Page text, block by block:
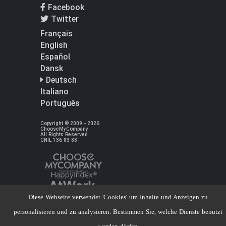
Facebook
Twitter
Français
English
Español
Dansk
Deutsch
Italiano
Português
Copyright © 2009 - 2026
ChooseMyCompany
All Rights Reserved
CNIL 136 83 88
Diese Webseite verwendet 'Cookies' um Inhalte und Anzeigen zu
personalisieren und zu analysieren. Bestimmen Sie, welche Dienste benutzt